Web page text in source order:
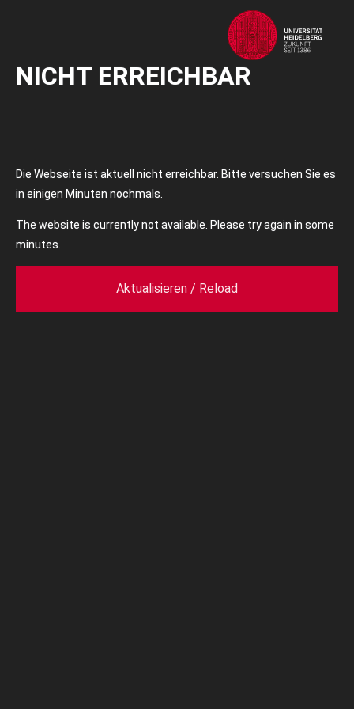
NICHT ERREICHBAR
Die Webseite ist aktuell nicht erreichbar. Bitte versuchen Sie es
in einigen Minuten nochmals.
The website is currently not available. Please try again in some
minutes.
Aktualisieren / Reload